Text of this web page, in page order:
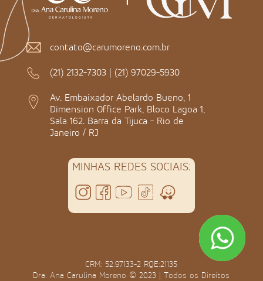
contato@carumoreno.com.br
(21) 2132-7303 | (21) 97029-5930
Av. Embaixador Abelardo Bueno, 1
Dimension Office Park, Bloco Lagoa 1,
Sala 162. Barra da Tijuca - Rio de
Janeiro / RJ
MINHAS REDES SOCIAIS:
CRM: 52.97133-2 RQE:21135
Dra. Ana Carulina Moreno © 2023 | Todos os Direitos